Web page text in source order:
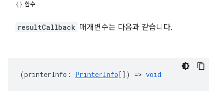
함수
resultCallback 매개변수는 다음과 같습니다.
(printerInfo : PrinterInfo[]) => void